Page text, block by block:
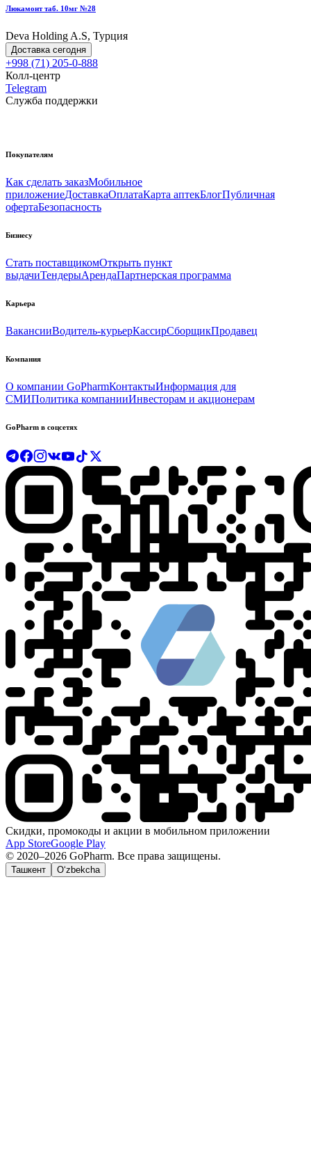
Люкамонт таб. 10мг №28
Deva Holding A.S, Турция
Доставка сегодня
+998 (71) 205-0-888
Колл-центр
Telegram
Служба поддержки
Покупателям
Как сделать заказМобильное
приложениеДоставкаОплатаКарта аптекБлогПубличная
офертаБезопасность
Бизнесу
Стать поставщикомОткрыть пункт
выдачиТендерыАрендаПартнерская программа
Карьера
ВакансииВодитель-курьерКассирСборщикПродавец
Компания
О компании GoPharmКонтактыИнформация для
СМИПолитика компанииИнвесторам и акционерам
GoPharm в соцсетях
Скидки, промокоды и акции в мобильном приложении
App StoreGoogle Play
© 2020–2026 GoPharm. Все права защищены.
Ташкент O‘zbekcha